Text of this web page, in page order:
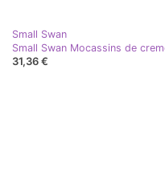
Small Swan
Small Swan Mocassins de
31,36 €